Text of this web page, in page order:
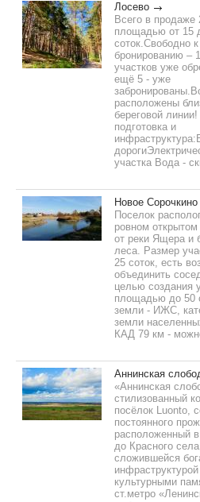
Лосево
Всего в продаже
площадью от 15
соток.Свободно к
бронированию –
участков уже
ещё 5 - уже
расположены
береговой
подготовка и
участка Вода -
Новое Сорочкино
Поселок
ровном
от реки Ящера и
леса. Размер
25 соток, есть
объединить
целью создания
площадью до 50
земли - ИЖС,
земли
КАД 79 км -
Аннинская
«Аннинская
стилизованный
посёлок Luonto,
постоянного
расположенный
до Красного
сложившейся
культурными
ст.метро